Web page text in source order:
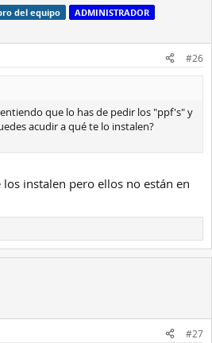
del equipo ADMINISTRADOR
#26
que lo has de pedir los "ppf's" y
acudir a qué te lo instalen?
instalen pero ellos no están en
#27